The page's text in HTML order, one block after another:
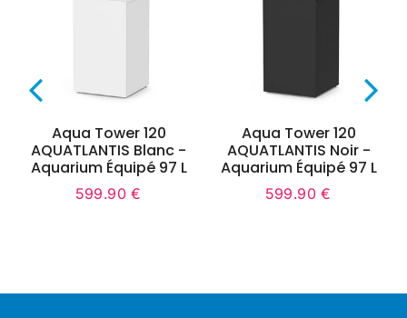
Aqua Tower 120
AQUATLANTIS Blanc -
Aquarium Équipé 97 L
Prix
599.90 €
Aqua Tower 120
AQUATLANTIS Noir -
Aquarium Équipé 97 L
Prix
599.90 €